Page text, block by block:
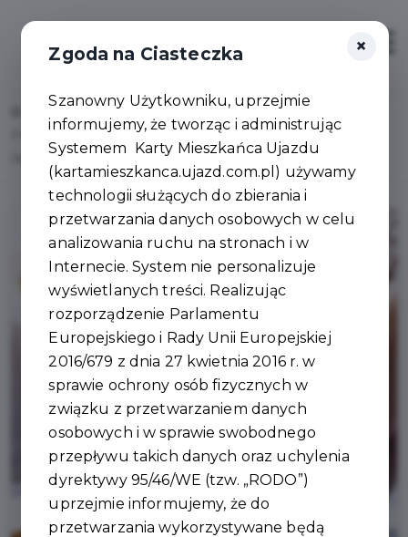
Lista aktualności
Zmiany w planowaniu przestrzennym – ruszają prace nad Planem
Ogólnym Gminy Ujazd!
×
Zgoda na Ciasteczka
Szanowny Użytkowniku, uprzejmie
informujemy, że tworząc i administrując
Systemem Karty Mieszkańca Ujazdu
(kartamieszkanca.ujazd.com.pl) używamy
technologii służących do zbierania i
przetwarzania danych osobowych w celu
analizowania ruchu na stronach i w
Internecie. System nie personalizuje
wyświetlanych treści. Realizując
rozporządzenie Parlamentu
Europejskiego i Rady Unii Europejskiej
2016/679 z dnia 27 kwietnia 2016 r. w
sprawie ochrony osób fizycznych w
związku z przetwarzaniem danych
osobowych i w sprawie swobodnego
przepływu takich danych oraz uchylenia
dyrektywy 95/46/WE (tzw. „RODO”)
uprzejmie informujemy, że do
przetwarzania wykorzystywane będą